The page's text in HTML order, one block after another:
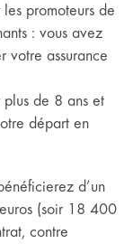
les promoteurs de
: vous avez
votre assurance
de 8 ans et
départ en
d’un
(soir 18 400
contre